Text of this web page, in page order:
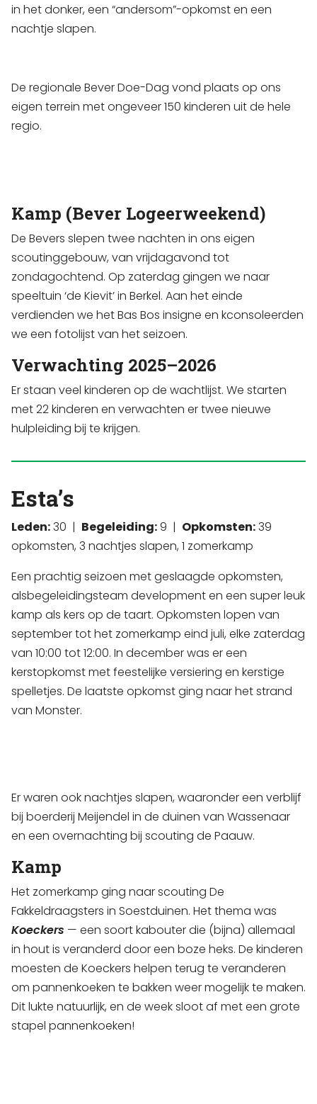
in het donker, een “andersom”-opkomst en een
nachtje slapen.
De regionale Bever Doe-Dag vond plaats op ons
eigen terrein met ongeveer 150 kinderen uit de hele
regio.
Kamp (Bever Logeerweekend)
De Bevers slepen twee nachten in ons eigen
scoutinggebouw, van vrijdagavond tot
zondagochtend. Op zaterdag gingen we naar
speeltuin ‘de Kievit’ in Berkel. Aan het einde
verdienden we het Bas Bos insigne en kconsoleerden
we een fotolijst van het seizoen.
Verwachting 2025–2026
Er staan veel kinderen op de wachtlijst. We starten
met 22 kinderen en verwachten er twee nieuwe
hulpleiding bij te krijgen.
Esta’s
Leden:30 | Begeleiding:9 | Opkomsten:39
opkomsten, 3 nachtjes slapen, 1 zomerkamp
Een prachtig seizoen met geslaagde opkomsten,
alsbegeleidingsteam development en een super leuk
kamp als kers op de taart. Opkomsten lopen van
september tot het zomerkamp eind juli, elke zaterdag
van 10:00 tot 12:00. In december was er een
kerstopkomst met feestelijke versiering en kerstige
spelletjes. De laatste opkomst ging naar het strand
van Monster.
Er waren ook nachtjes slapen, waaronder een verblijf
bij boerderij Meijendel in de duinen van Wassenaar
en een overnachting bij scouting de Paauw.
Kamp
Het zomerkamp ging naar scouting De
Fakkeldraagsters in Soestduinen. Het thema was
Koeckers — een soort kabouter die (bijna) allemaal
in hout is veranderd door een boze heks. De kinderen
moesten de Koeckers helpen terug te veranderen
om pannenkoeken te bakken weer mogelijk te maken.
Dit lukte natuurlijk, en de week sloot af met een grote
stapel pannenkoeken!